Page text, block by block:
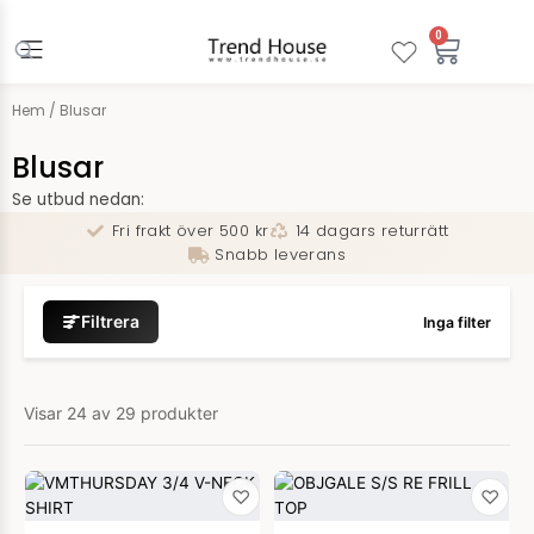
innehåll
0
Hem / Blusar
Blusar
Se utbud nedan:
Fri frakt över 500 kr
14 dagars returrätt
Snabb leverans
Filtrera Inga filter
Visar 24 av 29 produkter
♡ ♡